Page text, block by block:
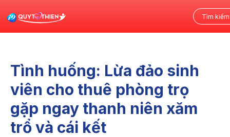
Tình huống: Lừa đảo sinh
viên cho thuê phòng trọ
gặp ngay thanh niên xăm
trổ và cái kết